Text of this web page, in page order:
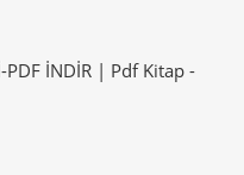
PDF İNDİR | Pdf Kitap-